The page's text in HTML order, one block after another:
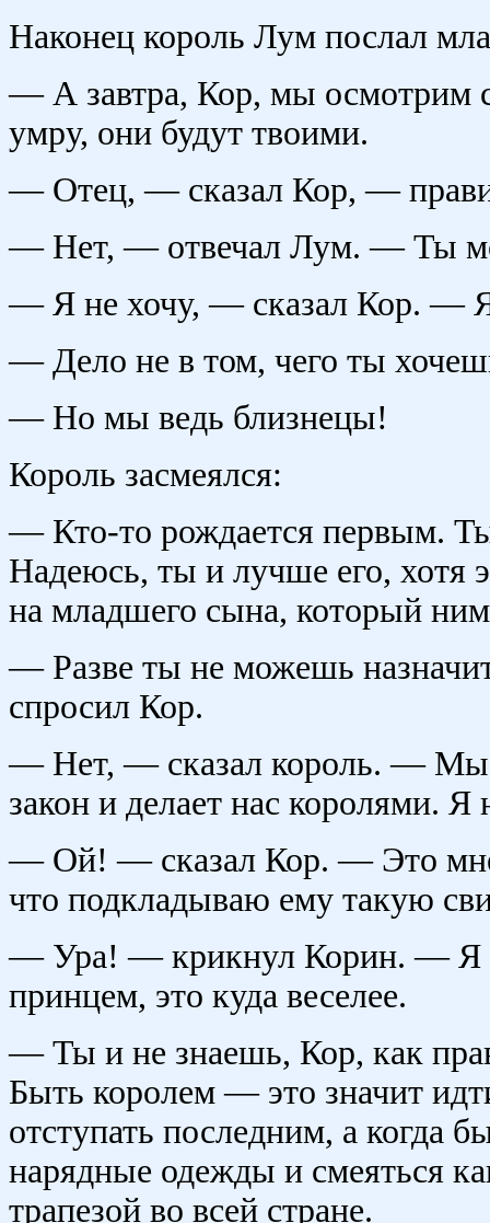
Наконец король Лум послал
— А завтра, Кор, мы осмотрим
умру, они будут твоими.
— Отец, — сказал Кор, —
— Нет, — отвечал Лум. — Ты
— Я не хочу, — сказал Кор. —
— Дело не в том, чего ты
— Но мы ведь близнецы!
Король засмеялся:
— Кто-то рождается первым.
Надеюсь, ты и лучше его, хотя
на младшего сына, который
— Разве ты не можешь
спросил Кор.
— Нет, — сказал король. — Мы,
закон и делает нас королями. Я
— Ой! — сказал Кор. — Это мне
что подкладываю ему такую
— Ура! — крикнул Корин. — Я
принцем, это куда веселее.
— Ты и не знаешь, Кор, как
Быть королем — это значит
отступать последним, а когда
нарядные одежды и смеяться
трапезой во всей стране.